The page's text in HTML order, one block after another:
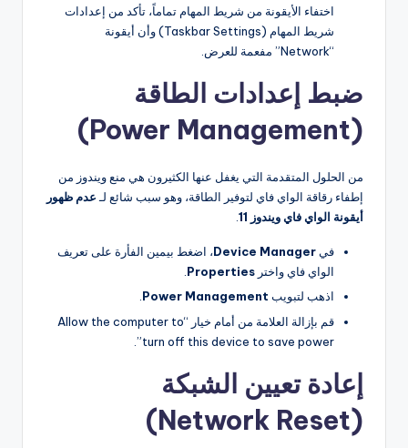
اختفاء الأيقونة من شريط المهام تماماً، تأكد من إعدادات
شريط المهام (Taskbar Settings) وأن أيقونة
“Network” مفعمة للعرض.
ضبط إعدادات الطاقة
(Power Management)
من الحلول المتقدمة التي يغفل عنها الكثيرون هي منع ويندوز من
إطفاء رقاقة الواي فاي لتوفير الطاقة، وهو سبب شائع لـعدم ظهور
أيقونة الواي فاي ويندوز 11
.
فيDevice Manager، اضغط بيمين الفأرة على تعريف
الواي فاي واختر Properties
.
اذهب لتبويب Power Management
.
قم بإزالة العلامة من أمام خيار “Allow the computer to
turn off this device to save power”.
إعادة تعيين الشبكة
(Network Reset)